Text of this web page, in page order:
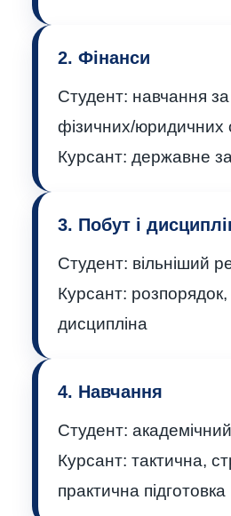
2. Фінанси
Студент: навчання
фізичних/юридичних
Курсант: державне
3. Побут і
Студент: вільніший
Курсант:
дисципліна
4. Навчання
Студент:
Курсант: тактична,
практична підготовка